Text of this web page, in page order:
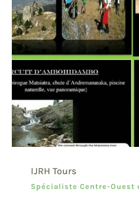
IJRH Tours
Spécialiste Centre-Ouest